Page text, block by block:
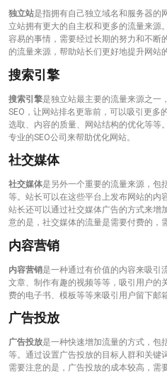
独立站是指拥有自己独立域名和服务器的
立站拥有更大的自主权和更多的流量来源
容易的事情，需要经过长期的努力和不断
的流量来源，帮助站长们更好地提升网站
搜索引擎
搜索引擎是独立站最主要的流量来源之一
SEO，让网站排名更靠前，可以吸引更多
选取、内容的质量、网站结构的优化等等
专业的SEO公司来帮助优化网站。
社交媒体
社交媒体是另外一个重要的流量来源，
等。站长可以在这些平台上发布网站的内
站长还可以通过社交媒体广告的方式来增
意的是，社交媒体的流量是需要付费的，
内容营销
内容营销是一种通过有价值的内容来吸引
文章、制作有趣的视频等等，吸引用户的
费的电子书、模板等等来吸引用户留下邮
广告投放
广告投放是一种快速增加流量的方式，包
等。通过设置广告投放的目标人群和关键
需要注意的是，广告投放的成本较高，需